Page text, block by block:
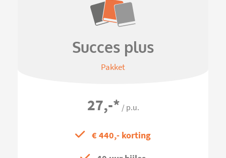
Succes plus
Pakket
27,-* / p.u.
€ 440,- korting